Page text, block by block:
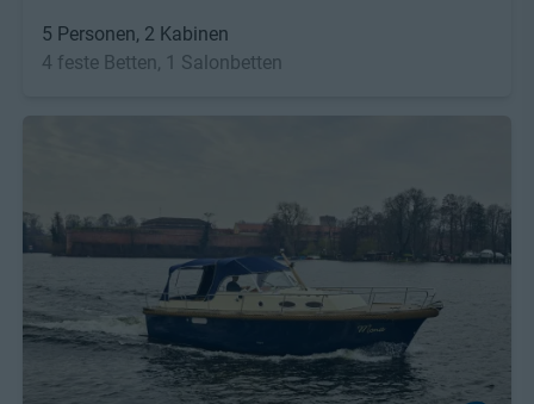
5 Personen, 2 Kabinen
4 feste Betten, 1 Salonbetten